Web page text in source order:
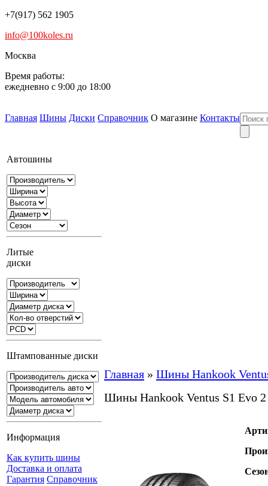
+7(917) 562 1905
info@100koles.ru
Москва
Время работы:
ежедневно с 9:00 до 18:00
Главная Шины Диски Справочник О магазине Контакты
Автошины
Литые
диски
Штампованные диски
Информация
Как купить шины
Доставка и оплата
Гарантия Справочник
Главная » Шины Hankook
Шины Hankook Ventus S1 Evo